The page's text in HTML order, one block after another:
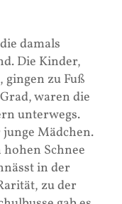
damals
Die Kinder,
zu Fuß
waren die
unterwegs.
Mädchen.
Schnee
in der
zu der